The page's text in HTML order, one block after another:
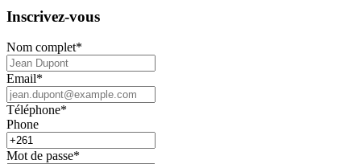
Inscrivez-vous
Nom complet*
Email*
Téléphone*
Phone
Mot de passe*